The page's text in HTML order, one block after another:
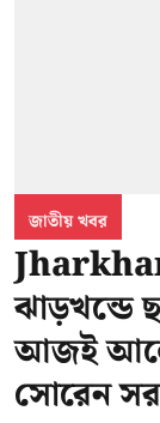
জাতীয় খবর
ঝাড়খন্ডে
আজই
সোরেন